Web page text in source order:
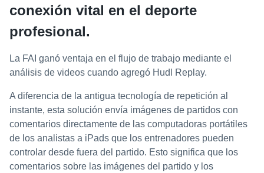
conexión vital en el deporte
profesional.
La FAI ganó ventaja en el flujo de trabajo mediante el
análisis de videos cuando agregó Hudl Replay.
A diferencia de la antigua tecnología de repetición al
instante, esta solución envía imágenes de partidos con
comentarios directamente de las computadoras portátiles
de los analistas a iPads que los entrenadores pueden
controlar desde fuera del partido. Esto significa que los
comentarios sobre las imágenes del partido y los